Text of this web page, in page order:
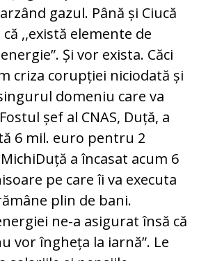
gazul. Până și Ciucă
,,există elemente de
Și vor exista. Căci
criza corupției niciodată și
domeniu care va
șef al CNAS, Duță, a
6 mil. euro pentru 2
a încasat acum 6
pe care îi va executa
plin de bani.
ne-a asigurat însă că
vor îngheța la iarnă”. Le